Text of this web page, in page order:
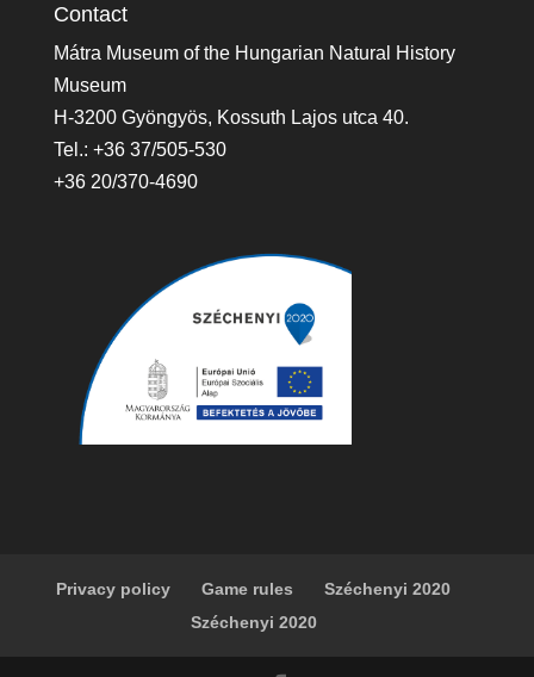
Contact
Mátra Museum of the Hungarian Natural History
Museum
H-3200 Gyöngyös, Kossuth Lajos utca 40.
Tel.: +36 37/505-530
+36 20/370-4690
Privacy policy Game rules
Széchenyi 2020
Széchenyi 2020